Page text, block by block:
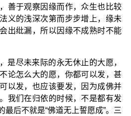
善于观察因缘而作，众生也比较
义的浅深次第而步步增上，缘未
出纰漏，所以因缘不成熟时不能
是尽未来际的永无休止的大愿，
论怎么大的愿，你都可以发，甚
以发，也应该要发，因为成佛并
我们在归依的时候，不是都有发
最后不就是“佛道无上誓愿成”。三